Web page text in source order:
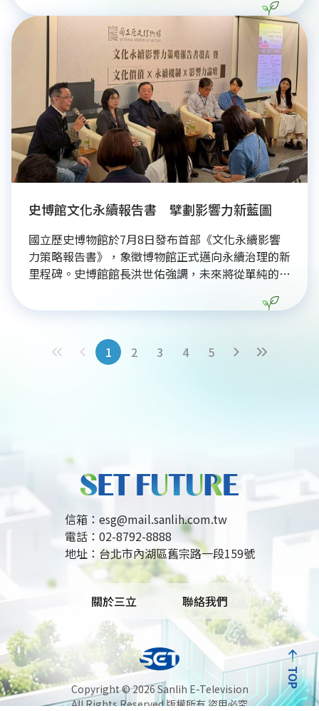
實踐外，更結合影視專業教育與AI實務，協助實習生
掌握媒體影響力。三立透過《綜藝玩很大》推廣低碳
旅行、參與亞太永續博覽會等具體行動，將永續理念
融入節目製播與營運，證明影視人才具備永續思維，
將是未來在科技浪潮中勝出的核心競爭力，實現企業
與社會共好目標。
史博館文化永續報告書 擘劃影響力新藍圖
國立歷史博物館於7月8日發布首部《文化永續影響
力策略報告書》，象徵博物館正式邁向永續治理的新
里程碑。史博館館長洪世佑強調，未來將從單純的文
者。報告書以「帶出改變的博物館」為核心定位，透
動文化平權、創齡服務及與醫療機構合作的社會處方
箋。此次論壇邀請產官學界共同探討，強調文化是推
1 2 3 4 5
信箱： esg@mail.sanlih.com.tw
電話： 02-8792-8888
地址： 台北市內湖區舊宗路一段159號
關於三立 聯絡我們
Copyright ©2026 Sanlih E-Television
All Rights Reserved 版權所有 盜用必究
TOP